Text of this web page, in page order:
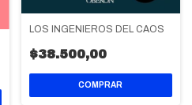
LOS INGENIEROS DEL CAOS
$38.500,00